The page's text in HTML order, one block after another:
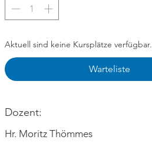
Aktuell sind keine Kursplätze verfügbar.
Warteliste
Dozent:
Hr. Moritz Thömmes